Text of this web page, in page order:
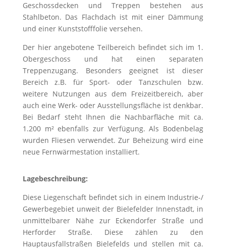
Geschossdecken und Treppen bestehen aus
Stahlbeton. Das Flachdach ist mit einer Dämmung
und einer Kunststofffolie versehen.
Der hier angebotene Teilbereich befindet sich im 1.
Obergeschoss und hat einen separaten
Treppenzugang. Besonders geeignet ist dieser
Bereich z.B. für Sport- oder Tanzschulen bzw.
weitere Nutzungen aus dem Freizeitbereich, aber
auch eine Werk- oder Ausstellungsfläche ist denkbar.
Bei Bedarf steht Ihnen die Nachbarfläche mit ca.
1.200 m² ebenfalls zur Verfügung. Als Bodenbelag
wurden Fliesen verwendet. Zur Beheizung wird eine
neue Fernwärmestation installiert.
Lagebeschreibung:
Diese Liegenschaft befindet sich in einem Industrie-/
Gewerbegebiet unweit der Bielefelder Innenstadt, in
unmittelbarer Nähe zur Eckendorfer Straße und
Herforder Straße. Diese zählen zu den
Hauptausfallstraßen Bielefelds und stellen mit ca.